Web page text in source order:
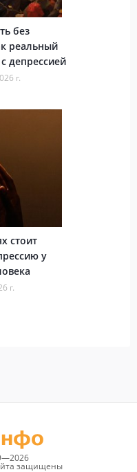
без
реальный
депрессией
г.
стоит
у
г.
защищены